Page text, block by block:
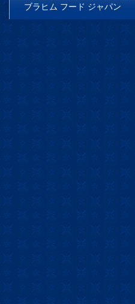
ブラヒム フード ジャパン